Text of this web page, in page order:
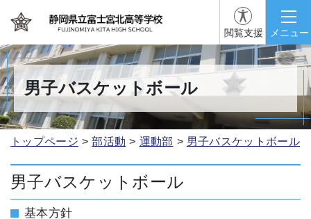
閲覧支援 メニュー
男子バスケットボール
トップページ 部活動 運動部 男子バスケットボール
男子バスケットボール
基本方針